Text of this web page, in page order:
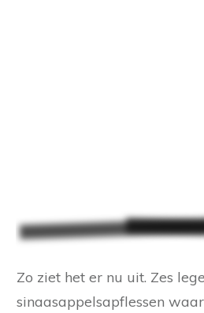
Zo ziet het er nu uit. Zes lege
sinaasappelsapflessen